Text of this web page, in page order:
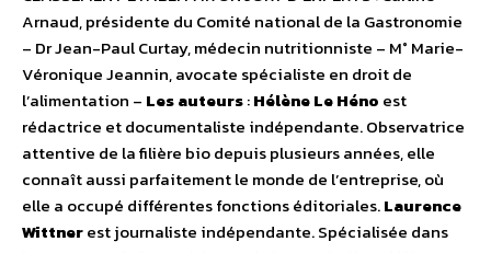
Arnaud, présidente du Comité national de la Gastronomie
– Dr Jean-Paul Curtay, médecin nutritionniste – M° Marie-
Véronique Jeannin, avocate spécialiste en droit de
l’alimentation – Les auteurs:Hélène Le Héno est
rédactrice et documentaliste indépendante. Observatrice
attentive de la filière bio depuis plusieurs années, elle
connaît aussi parfaitement le monde de l’entreprise, où
elle a occupé différentes fonctions éditoriales.Laurence
Wittnerest journaliste indépendante. Spécialisée dans